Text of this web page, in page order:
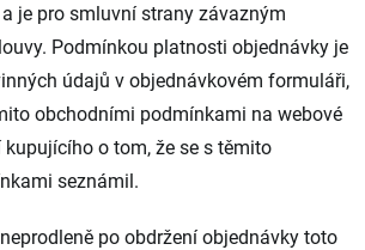
je pro smluvní strany závazným
Podmínkou platnosti objednávky je
údajů v objednávkovém formuláři,
obchodními podmínkami na webové
o tom, že se s těmito
seznámil.
po obdržení objednávky toto